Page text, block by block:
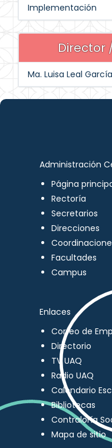
Implementación
Director
Ma. Luisa Leal García
Administración
Página
Rectoría
Secretarios
Direcciones
Facultades
Campus
Enlaces
Correo de
Directorio
TV UAQ
Radio UAQ
Calendario
Bibliotecas
Contraloría
Mapa de sitio